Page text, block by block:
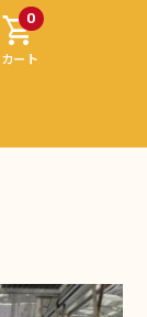
0
shopping_cart
カート